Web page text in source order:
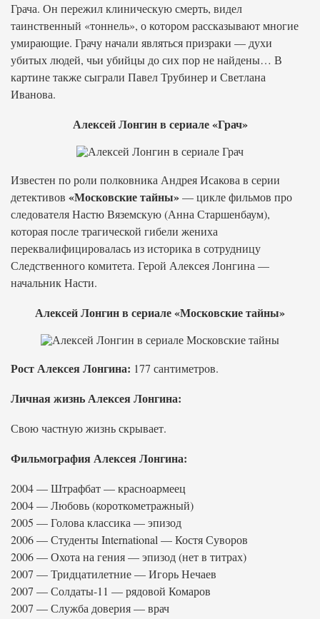
Грача. Он пережил клиническую смерть, видел
таинственный «тоннель», о котором рассказывают многие
умирающие. Грачу начали являться призраки — духи
убитых людей, чьи убийцы до сих пор не найдены… В
картине также сыграли Павел Трубинер и Светлана
Иванова.
Алексей Лонгин в сериале «Грач»
Известен по роли полковника Андрея Исакова в серии
детективов «Московские тайны»— цикле фильмов про
следователя Настю Вяземскую (Анна Старшенбаум),
которая после трагической гибели жениха
переквалифицировалась из историка в сотрудницу
Следственного комитета. Герой Алексея Лонгина —
начальник Насти.
Алексей Лонгин в сериале «Московские тайны»
Рост Алексея Лонгина: 177 сантиметров.
Личная жизнь Алексея Лонгина:
Свою частную жизнь скрывает.
Фильмография Алексея Лонгина:
2004 — Штрафбат — красноармеец
2004 — Любовь (короткометражный)
2005 — Голова классика — эпизод
2006 — Студенты International — Костя Суворов
2006 — Охота на гения — эпизод (нет в титрах)
2007 — Тридцатилетние — Игорь Нечаев
2007 — Солдаты-11 — рядовой Комаров
2007 — Служба доверия — врач